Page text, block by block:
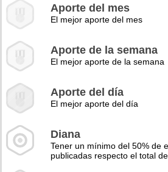
Aporte del mes
El mejor aporte del mes
Aporte de la semana
El mejor aporte de la semana
Aporte del día
El mejor aporte del día
Diana
Tener un mínimo del 50% de
publicadas respecto el total